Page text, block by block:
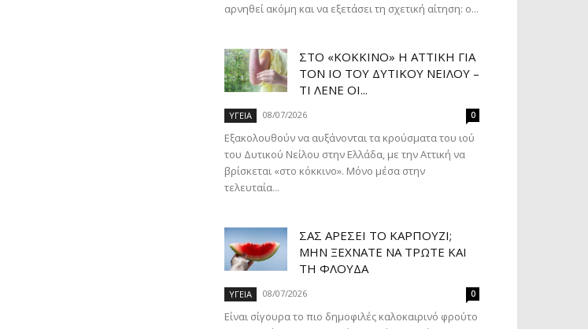
αρνηθεί ακόμη και να εξετάσει τη σχετική αίτηση: ο...
ΣΤΟ «ΚΌΚΚΙΝΟ» Η ΑΤΤΙΚΉ ΓΙΑ
ΤΟΝ ΙΌ ΤΟΥ ΔΥΤΙΚΟΎ ΝΕΊΛΟΥ –
ΤΙ ΛΈΝΕ ΟΙ...
ΥΓΕΙΑ 08/07/2026 0
Εξακολουθούν να αυξάνονται τα κρούσματα του ιού
του Δυτικού Νείλου στην Ελλάδα, με την Αττική να
βρίσκεται «στο κόκκινο». Μόνο μέσα στην
τελευταία...
ΣΑΣ ΑΡΈΣΕΙ ΤΟ ΚΑΡΠΟΎΖΙ;
ΜΗΝ ΞΕΧΝΆΤΕ ΝΑ ΤΡΏΤΕ ΚΑΙ
ΤΗ ΦΛΟΎΔΑ
ΥΓΕΙΑ 08/07/2026 0
Eίναι σίγουρα το πιο δημοφιλές καλοκαιρινό φρούτο